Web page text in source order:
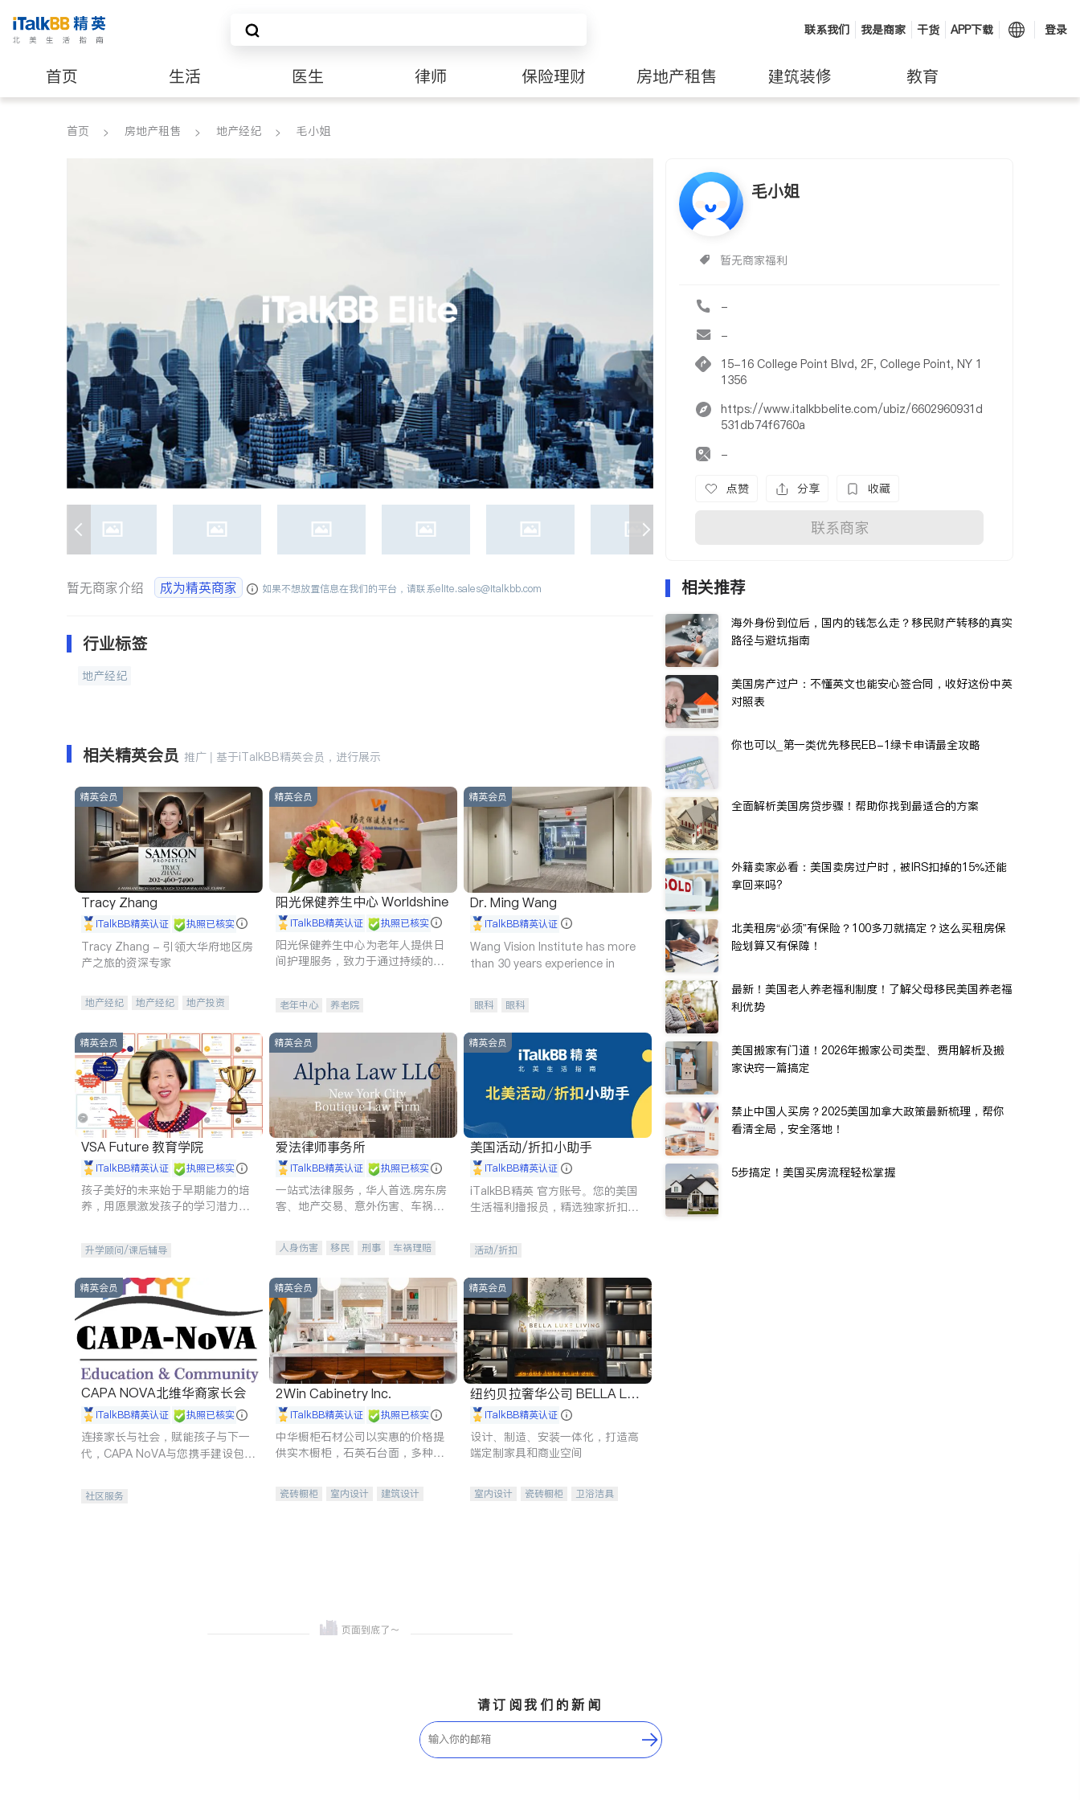
联系我们 我是商家 干货 APP下载 登录
首页 生活 医生 律师 保险理财 房地产租售 建筑装修 教育
养老 非盈利组织
首页 房地产租售 地产经纪 毛小姐
毛小姐
暂无商家福利
-
-
15-16 College Point Blvd, 2F, College Point, NY 1
1356
https://www.italkbbelite.com/ubiz/6602960931d
531db74f6760a
-
点赞 分享 收藏
联系商家
暂无商家介绍 成为精英商家 如果不想放置信息在我们的平台，请联系elite.sales@italkbb.com
行业标签
地产经纪
相关精英会员 推广 | 基于iTalkBB精英会员，进行展示
精英会员
Tracy Zhang
iTalkBB精英认证 执照已核实
Tracy Zhang - 引领大华府地区房
产之旅的资深专家
地产经纪 地产经纪
地产投资
精英会员
阳光保健养生中心 Worldshine
iTalkBB精英认证 执照已核实
阳光保健养生中心为老年人提供日
间护理服务，致力于通过持续的护
老年中心 养老院
精英会员
Dr. Ming Wang
iTalkBB精英认证
Wang Vision Institute has more
than 30 years experience in
眼科 眼科
精英会员
VSA Future 教育学院
iTalkBB精英认证 执照已核实
孩子美好的未来始于早期能力的培
养，用愿景激发孩子的学习潜力和
升学顾问/课后辅导
精英会员
爱法律师事务所
iTalkBB精英认证 执照已核实
一站式法律服务，华人首选.房东房
客、地产交易、意外伤害、车祸重
人身伤害 移民 刑事
车祸理赔
商标注册
索赔 律师-其它 保释
精英会员
美国活动/折扣小助手
iTalkBB精英认证
iTalkBB精英 官方账号。您的美国
生活福利播报员，精选独家折扣、
活动/折扣
精英会员
CAPA NOVA北维华裔家长会
iTalkBB精英认证 执照已核实
连接家长与社会，赋能孩子与下一
代，CAPA NoVA与您携手建设包
社区服务
精英会员
2Win Cabinetry Inc.
iTalkBB精英认证 执照已核实
中华橱柜石材公司以实惠的价格提
供实木橱柜，石英石台面，多种优
瓷砖橱柜 室内设计
建筑设计
精英会员
纽约贝拉奢华公司 BELLA LUX
E iTalkBB精英认证
设计、制造、安装一体化，打造高
端定制家具和商业空间
室内设计 瓷砖橱柜
卫浴洁具
相关推荐
海外身份到位后，国内的钱怎么走？移民财产转移的真实
路径与避坑指南
美国房产过户：不懂英文也能安心签合同，收好这份中英
对照表
你也可以_第一类优先移民EB-1绿卡申请最全攻略
全面解析美国房贷步骤！帮助你找到最适合的方案
外籍卖家必看：美国卖房过户时，被IRS扣掉的15%还能
拿回来吗?
北美租房“必须”有保险？100多刀就搞定？这么买租房保
险划算又有保障！
最新！美国老人养老福利制度！了解父母移民美国养老福
利优势
美国搬家有门道！2026年搬家公司类型、费用解析及搬
家诀窍一篇搞定
禁止中国人买房？2025美国加拿大政策最新梳理，帮你
看清全局，安全落地！
5步搞定！美国买房流程轻松掌握
请订阅我们的新闻